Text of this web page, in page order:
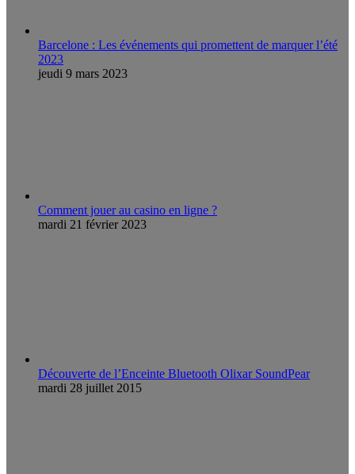
Barcelone : Les événements qui promettent de marquer l’été
2023
jeudi 9 mars 2023
Comment jouer au casino en ligne ?
mardi 21 février 2023
Découverte de l’Enceinte Bluetooth Olixar SoundPear
mardi 28 juillet 2015